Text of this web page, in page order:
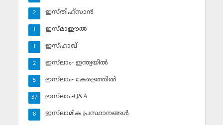
ഇസ്തിഹ്‌സാന്‍
2
ഇസ്മാഈല്‍
1
ഇസ്ഹാഖ്‌
1
ഇസ്‌ലാം- ഇന്ത്യയില്‍
2
ഇസ്‌ലാം- കേരളത്തില്‍
5
ഇസ്‌ലാം-Q&A
37
ഇസ്‌ലാമിക പ്രസ്ഥാനങ്ങള്‍
8